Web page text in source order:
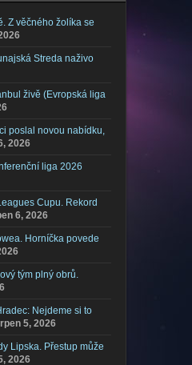
Z věčného žolíka se
Streda naživo
živě (Evropská liga
poslal novou nabídku,
2026
liga 2026
Cupu. Rekord
6, 2026
Horníčka povede
tým plný obrů.
Nejdeme si to
5, 2026
Lipska. Přestup může
2026